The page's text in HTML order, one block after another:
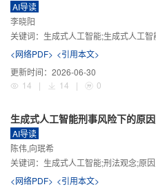
AI导读
李晓阳
关键词： 生成式人工智能;生成式人工智能服
<网络PDF> <引用本文>
更新时间： 2026-06-30
14
| 14 | 0
生成式人工智能刑事风险下的原
AI导读
陈伟,向珉希
关键词： 生成式人工智能;刑法观念;原
<网络PDF> <引用本文>